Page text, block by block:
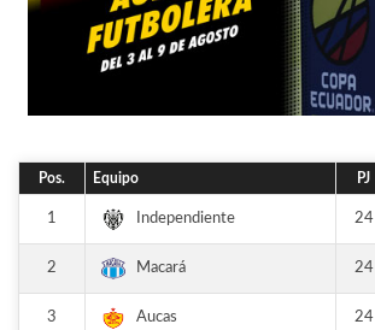
Pos. Equipo PJ
1 Independiente 24
2 Macará 24
3 Aucas 24